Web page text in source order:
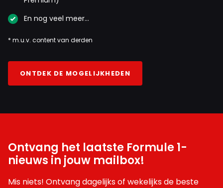
En nog veel meer…
* m.u.v. content van derden
ONTDEK DE MOGELIJKHEDEN
Ontvang het laatste Formule 1-
nieuws in jouw mailbox!
Mis niets! Ontvang dagelijks of wekelijks de beste